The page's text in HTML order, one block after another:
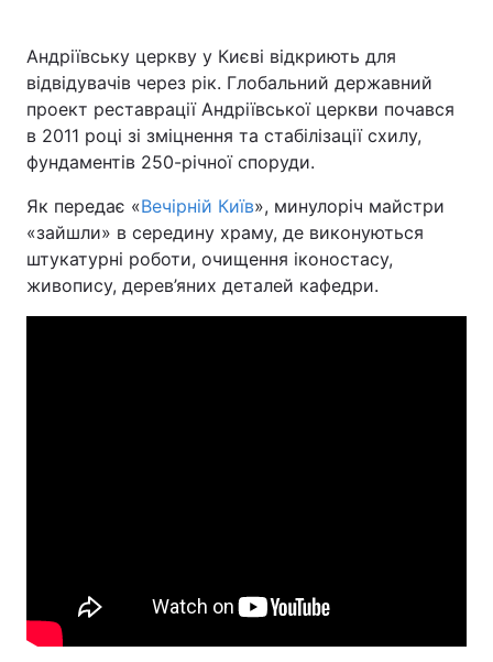
Головна Війна
Україна Політика
Економіка Світ
Лонгріди
Андріївську церкву у Києві відкриють для
відвідувачів через рік. Глобальний державний
проект реставрації Андріївської церкви почався
в 2011 році зі зміцнення та стабілізації схилу,
фундаментів 250-річної споруди.
Як передає «Вечірній Київ», минулоріч майстри
«зайшли» в середину храму, де виконуються
штукатурні роботи, очищення іконостасу,
живопису, дерев’яних деталей кафедри.